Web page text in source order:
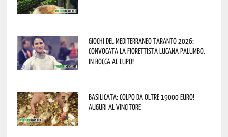
Giochi del Mediterraneo Taranto 2026:
convocata la fiorettista lucana Palumbo.
In bocca al lupo!
Basilicata: colpo da oltre 19000 Euro!
Auguri al vincitore